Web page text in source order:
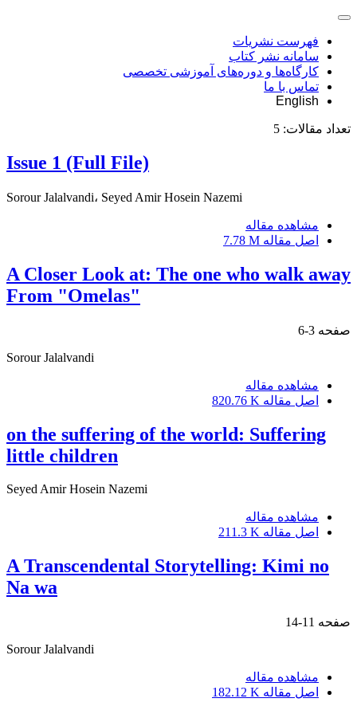
فهرست نشریات
سامانه نشر کتاب
کارگاه‌ها و دوره‌های آموزشی تخصصی
تماس با ما
English
تعداد مقالات: 5
Issue 1 (Full File)
Sorour Jalalvandi، Seyed Amir Hosein Nazemi
مشاهده مقاله
اصل مقاله 7.78 M
A Closer Look at: The one who walk away
From "Omelas"
صفحه 3-6
Sorour Jalalvandi
مشاهده مقاله
اصل مقاله 820.76 K
on the suffering of the world: Suffering
little children
Seyed Amir Hosein Nazemi
مشاهده مقاله
اصل مقاله 211.3 K
A Transcendental Storytelling: Kimi no
Na wa
صفحه 11-14
Sorour Jalalvandi
مشاهده مقاله
اصل مقاله 182.12 K